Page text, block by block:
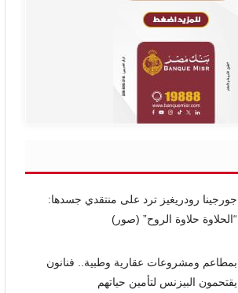
جورجينا رودريغيز ترد على منتقدي جسدها:
“الحلاوة حلاوة الروح” (صور)
بمطاعم ومشروعات عقارية وطبية.. فنانون
يقتحمون البيزنس لتأمين حياتهم